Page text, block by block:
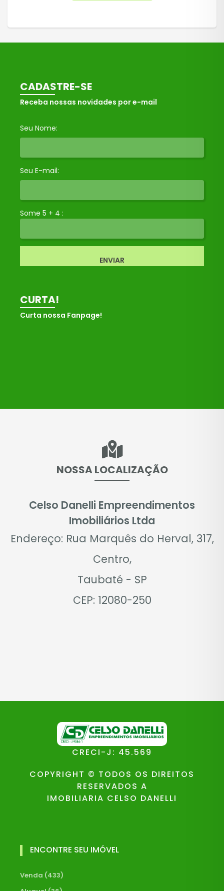
CADASTRE-SE
Receba nossas novidades por e-mail
Seu Nome:
Seu E-mail:
Some 5 + 4 :
ENVIAR
CURTA!
Curta nossa Fanpage!
NOSSA LOCALIZAÇÃO
Celso Danelli Empreendimentos
Imobiliários Ltda
Endereço: Rua Marquês do Herval, 317,
Centro,
Taubaté - SP
CEP: 12080-250
CRECI-J: 45.569
COPYRIGHT © TODOS OS DIREITOS
RESERVADOS A
IMOBILIARIA CELSO DANELLI
ENCONTRE SEU IMÓVEL
Venda (433)